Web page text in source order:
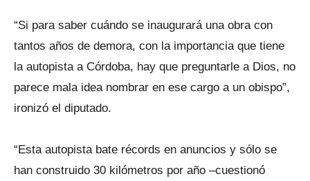
“Si para saber cuándo se inaugurará una obra con
tantos años de demora, con la importancia que tiene
la autopista a Córdoba, hay que preguntarle a Dios, no
parece mala idea nombrar en ese cargo a un obispo”,
ironizó el diputado.
“Esta autopista bate récords en anuncios y sólo se
han construido 30 kilómetros por año –cuestionó